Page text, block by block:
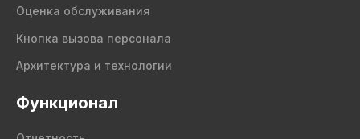
Оценка обслуживания
Кнопка вызова персонала
Архитектура и технологии
Функционал